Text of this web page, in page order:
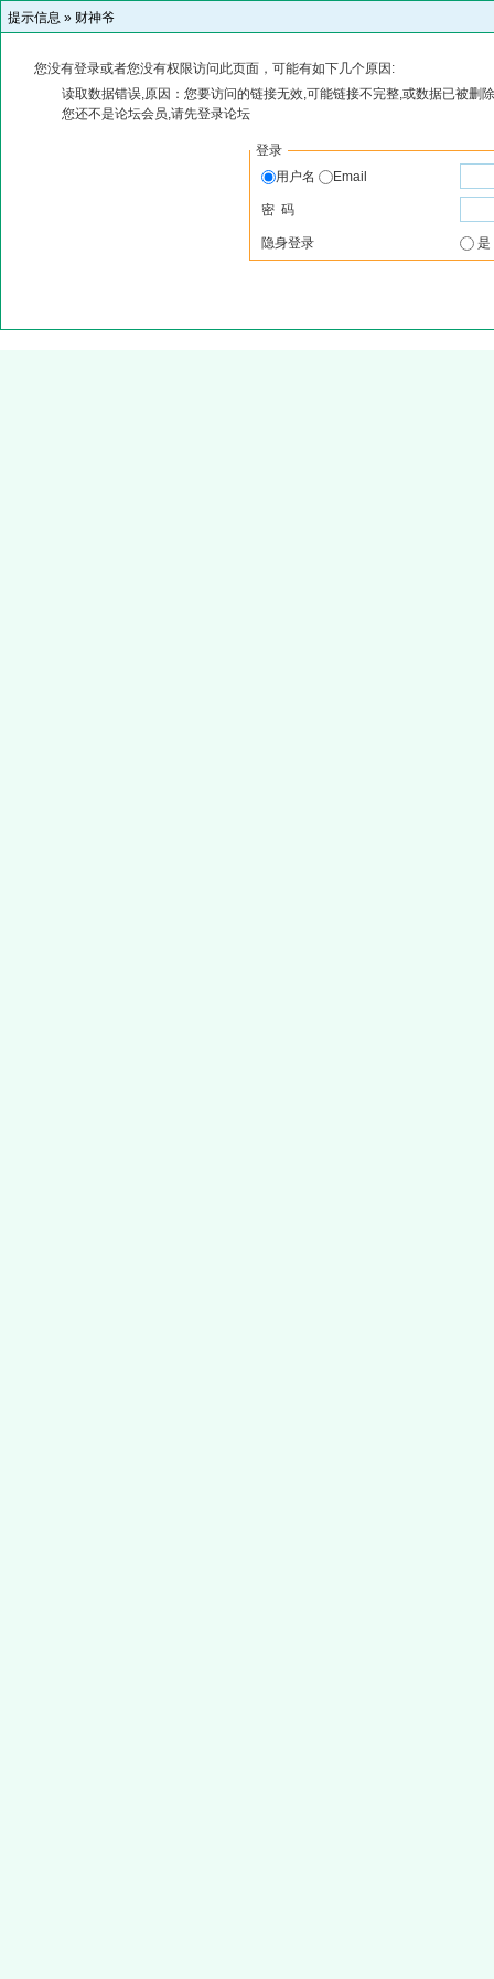
提示信息 » 财神爷
您没有登录或者您没有权限访问此页面，可能有如下几个原因:
读取数据错误,原因：您要访问的链接无效,可能链接不完整,或数据已被删
您还不是论坛会员,请先登录论坛
登录
用户名
Email
密 码
隐身登录